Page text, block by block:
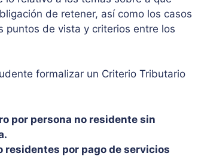
de retener, así como los casos
puntos de vista y criterios entre los
formalizar un Criterio Tributario
por persona no residente sin
residentes por pago de servicios